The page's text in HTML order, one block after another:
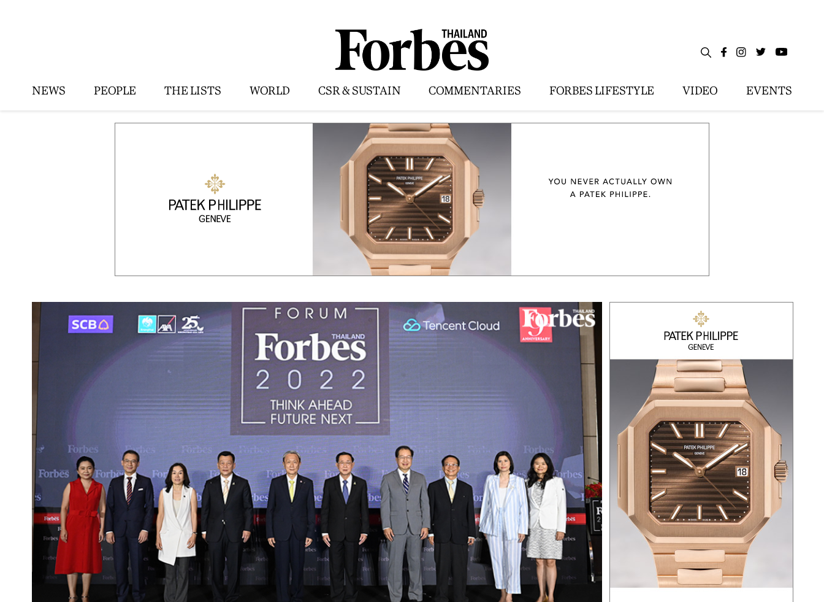
NEWS PEOPLE THE LISTS WORLD CSR & SUSTAIN COMMENTARIES FORBES LIFESTYLE VIDEO EVENTS